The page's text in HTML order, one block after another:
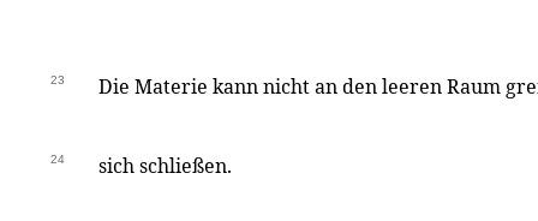
23 Die Materie kann nicht an den leeren Raum
24 sich schließen.